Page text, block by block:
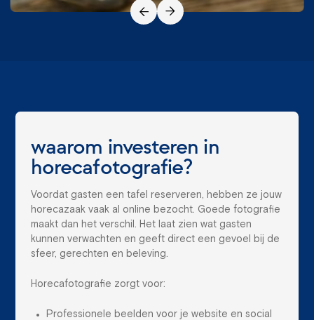
waarom investeren in
horecafotografie?
Voordat gasten een tafel reserveren, hebben ze jouw
horecazaak vaak al online bezocht. Goede fotografie
maakt dan het verschil. Het laat zien wat gasten
kunnen verwachten en geeft direct een gevoel bij de
sfeer, gerechten en beleving.
Horecafotografie zorgt voor:
Professionele beelden voor je website en social